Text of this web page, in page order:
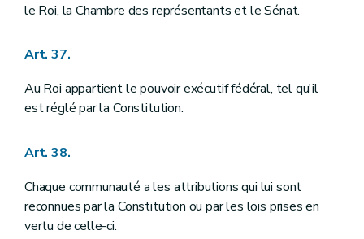
le Roi, la Chambre des représentants et le Sénat.
Art. 37.
Au Roi appartient le pouvoir exécutif fédéral, tel qu'il
est réglé par la Constitution.
Art. 38.
Chaque communauté a les attributions qui lui sont
reconnues par la Constitution ou par les lois prises en
vertu de celle-ci.